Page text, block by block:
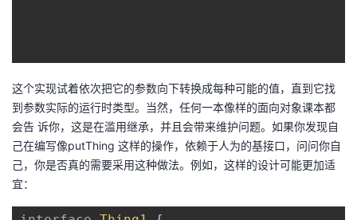
这个实现试着依次把它的参数向下转换成每种可能的值，直到它找
到参数实际的运行时类型。当然，任何一本像样的面向对象课本都
会告 诉你，这是在滥用继承，并且会带来维护问题。如果你发现自
己在编写像putThing 这样的操作，依赖于人为的基接口，问问你自
己，你是否真的需要采用这种做法。例如，这样的设计可能更加适
宜：